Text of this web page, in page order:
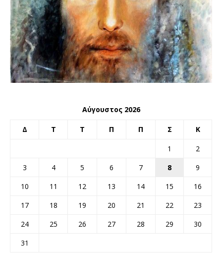
Αύγουστος 2026
Δ Τ Τ Π Π Σ Κ
1
2
3
4 5 6 7 8
9
10
11 12 13 14 15
16
17
18 19 20 21 22
23
24
25 26 27 28 29
30
31